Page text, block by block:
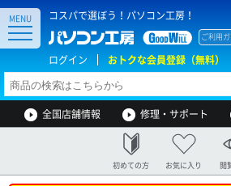
コスパで選ぼう！パソコン工房！
ご利用
ログイン おトクな会員登録（無料）
MENU
全国店舗情報 修理・サポート
初めての方 お気に入り 閲